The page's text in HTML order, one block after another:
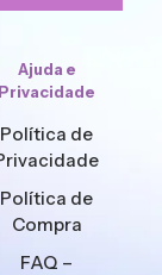
Ajuda e
Privacidade
Política de
Política de
Compra
FAQ –